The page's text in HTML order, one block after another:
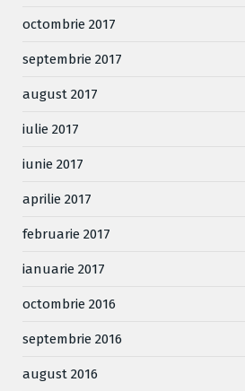
octombrie 2017
septembrie 2017
august 2017
iulie 2017
iunie 2017
aprilie 2017
februarie 2017
ianuarie 2017
octombrie 2016
septembrie 2016
august 2016